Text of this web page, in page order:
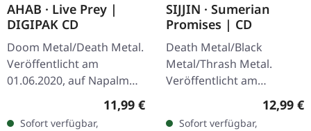
AHAB · Live Prey |
DIGIPAK CD
Doom Metal/Death Metal.
Veröffentlicht am
01.06.2020, auf Napalm
Auflage im DigiPak. Als
Regulärer Preis:
11,99 €
Sofort verfügbar,
SIJJIN · Sumerian
Promises | CD
Death Metal/Black
Metal/Thrash Metal.
Veröffentlicht am
12.11.2021, auf Sepulchral
Voice Records. CD im
12,99 €
Sofort verfügbar,